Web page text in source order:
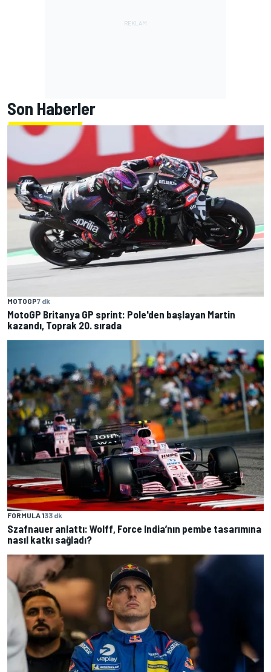
Son Haberler
MOTOGP7 dk
MotoGP Britanya GP sprint: Pole'den başlayan Martin
kazandı, Toprak 20. sırada
FORMULA 133 dk
Szafnauer anlattı: Wolff, Force India’nın pembe tasarımına
nasıl katkı sağladı?